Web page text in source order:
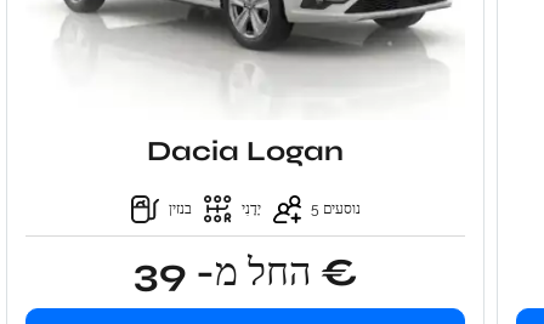
Dacia Logan
בנזין יָדָנִי 5 נוסעים
החל מ- 39 €